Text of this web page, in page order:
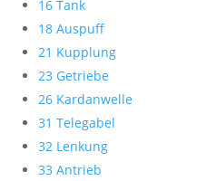
16 Tank
18 Auspuff
21 Kupplung
23 Getriebe
26 Kardanwelle
31 Telegabel
32 Lenkung
33 Antrieb